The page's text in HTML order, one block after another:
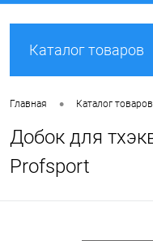
Каталог товаров
Главная • Каталог товаров
Добок для
Profsport